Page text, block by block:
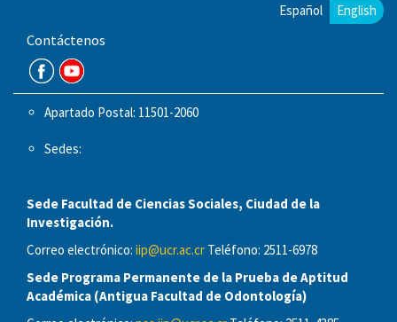
Español English
Contáctenos
Apartado Postal: 11501-2060
Sedes:
Sede Facultad de Ciencias Sociales, Ciudad de la
Investigación.
Correo electrónico: iip@ucr.ac.cr Teléfono: 2511-6978
Sede Programa Permanente de la Prueba de Aptitud
Académica (Antigua Facultad de Odontología)